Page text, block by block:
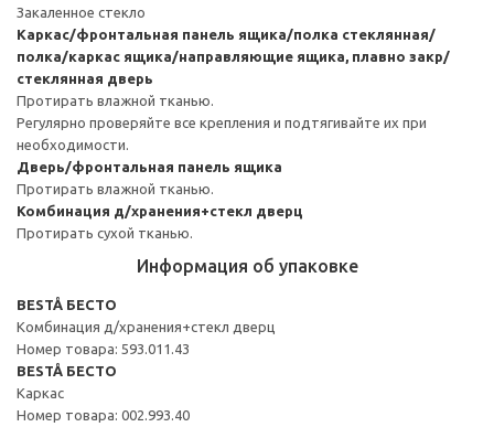
Закаленное стекло
Каркас/фронтальная панель ящика/полка стеклянная/
полка/каркас ящика/направляющие ящика, плавно закр/
стеклянная дверь
Протирать влажной тканью.
Регулярно проверяйте все крепления и подтягивайте их при
необходимости.
Дверь/фронтальная панель ящика
Протирать влажной тканью.
Комбинация д/хранения+стекл дверц
Протирать сухой тканью.
Информация об упаковке
BESTÅ БЕСТО
Комбинация д/хранения+стекл дверц
Номер товара: 593.011.43
BESTÅ БЕСТО
Каркас
Номер товара: 002.993.40